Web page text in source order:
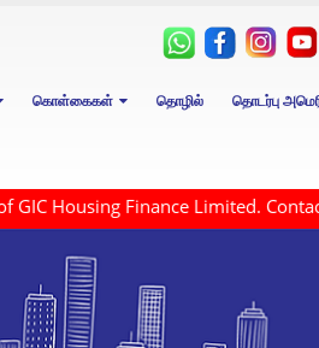
கொள்கைகள் தொழில் தொடர்பு
Finance Limited. Contact